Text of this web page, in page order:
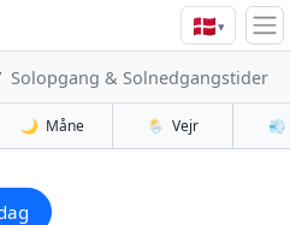
🇩🇰▾
Solopgang & Solnedgangstider
🌙 Måne 🌦️ Vejr 💨